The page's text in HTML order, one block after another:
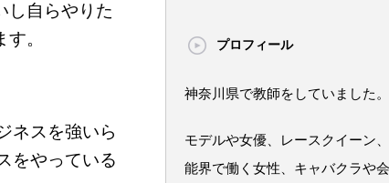
し自らやりた
。
ネスを強いら
をやっている
プロフィール
神奈川県で教師をしていました。
モデルや女優、レースクイーン
能界で働く女性、キャバクラや